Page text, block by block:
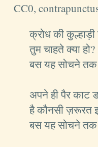
CC0,
क्रोध की
तुम चाहते क्या हो?
बस यह सोचने तक
अपने ही पैर
है कौनसी ज़रूरत
बस यह सोचने तक